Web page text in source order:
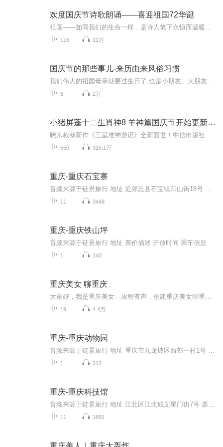
欢度国庆节诗歌朗诵——喜迎祖国72华诞
116 11万
国庆节的那些事儿-来历由来风俗习惯
6 2万
小猪屏蓬十二生肖神8 羊神篇国庆节开始更新啦！
550 315.1万
重庆-重庆石宝寨
11 3448
重庆-重庆铁山坪
音频来源于链景旅行 地址 票价描述 开放时间 乘车信息
1 140
重庆美女 聊重庆
19 4.4万
重庆-重庆动物园
1 212
重庆-重庆科技馆
11 1891